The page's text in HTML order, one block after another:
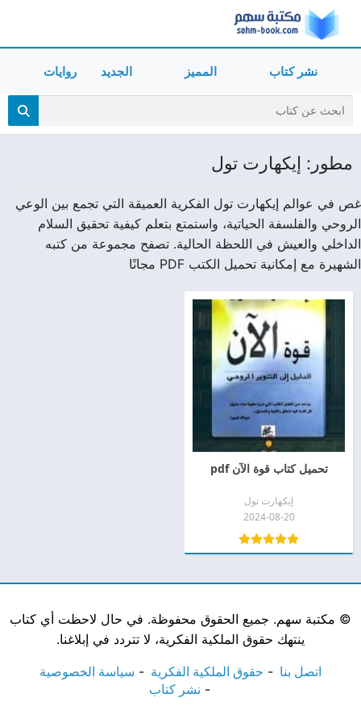
نشر كتاب المميز الجديد روايات
مطور: إيكهارت تول
غص في عوالم إيكهارت تول الفكرية العميقة التي تجمع بين الوعي
الروحي والفلسفة الحياتية، واستمتع بتعلم كيفية تحقيق السلام
الداخلي والعيش في اللحظة الحالية. تصفح مجموعة من كتبه
الشهيرة مع إمكانية تحميل الكتب PDF مجانًا
تحميل كتاب قوة الآن pdf
إيكهارت تول
2024-08-20
© مكتبة سهم. جميع الحقوق محفوظة. في حال لاحظت أي كتاب
ينتهك حقوق الملكية الفكرية، لا تتردد في إبلاغنا.
اتصل بنا حقوق الملكية الفكرية
سياسة الخصوصية
نشر كتاب